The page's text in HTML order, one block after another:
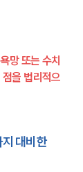
망 또는 수치
을 법리적으
대비한